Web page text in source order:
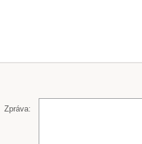
Zpráva: